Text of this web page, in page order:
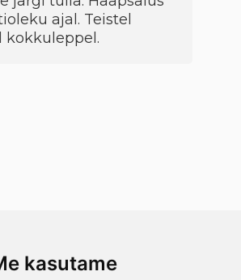
kasutame
ajal. Teistel
kokkuleppel.